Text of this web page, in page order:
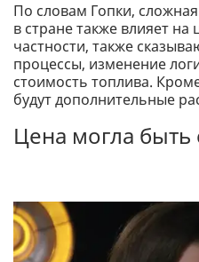
По словам Гопки,
в стране также влияет на
частности, также
процессы, изменение
стоимость топлива.
будут дополнительные
Цена могла